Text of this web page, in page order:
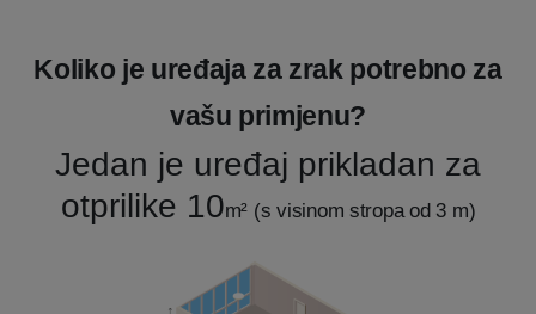
Koliko je uređaja za zrak potrebno za
vašu primjenu?
Jedan je uređaj prikladan za
otprilike 10m² (s visinom stropa od 3 m)